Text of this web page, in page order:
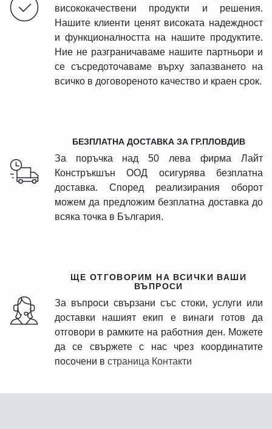
висококачествени продукти и решения.
Нашите клиенти ценят високата надеждност
и функционалността на нашите продуктите.
Ние не разграничаваме нашите партньори и
се съсредоточаваме върху запазването на
всичко в договореното качество и краен срок.
БЕЗПЛАТНА ДОСТАВКА ЗА ГР.ПЛОВДИВ
За поръчка над 50 лева фирма Лайт
Констръкшън ООД осигурява безплатна
доставка. Според реализирания оборот
можем да предложим безплатна доставка до
всяка точка в България.
ЩЕ ОТГОВОРИМ НА ВСИЧКИ ВАШИ
ВЪПРОСИ
За въпроси свързани със стоки, услуги или
доставки нашият екип е винаги готов да
отговори в рамките на работния ден. Можете
да се свържете с нас чрез координатите
посочени в страница Контакти